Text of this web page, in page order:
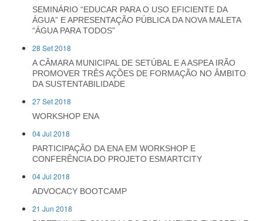
SEMINÁRIO “EDUCAR PARA O USO EFICIENTE DA
ÁGUA” E APRESENTAÇÃO PÚBLICA DA NOVA MALETA
“ÁGUA PARA TODOS”
28 Set 2018
A CÂMARA MUNICIPAL DE SETÚBAL E A ASPEA IRÃO
PROMOVER TRÊS AÇÕES DE FORMAÇÃO NO ÂMBITO
DA SUSTENTABILIDADE
27 Set 2018
WORKSHOP ENA
04 Jul 2018
PARTICIPAÇÃO DA ENA EM WORKSHOP E
CONFERÊNCIA DO PROJETO ESMARTCITY
04 Jul 2018
ADVOCACY BOOTCAMP
21 Jun 2018